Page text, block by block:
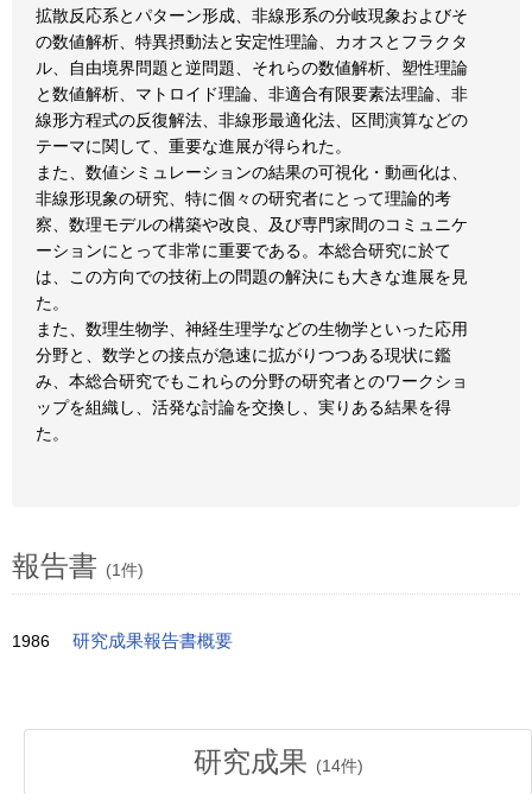
拡散反応系とパターン形成、非線形系の分岐現象およびそ
の数値解析、特異摂動法と安定性理論、カオスとフラクタ
ル、自由境界問題と逆問題、それらの数値解析、塑性理論
と数値解析、マトロイド理論、非適合有限要素法理論、非
線形方程式の反復解法、非線形最適化法、区間演算などの
テーマに関して、重要な進展が得られた。
また、数値シミュレーションの結果の可視化・動画化は、
非線形現象の研究、特に個々の研究者にとって理論的考
察、数理モデルの構築や改良、及び専門家間のコミュニケ
ーションにとって非常に重要である。本総合研究に於て
は、この方向での技術上の問題の解決にも大きな進展を見
た。
また、数理生物学、神経生理学などの生物学といった応用
分野と、数学との接点が急速に拡がりつつある現状に鑑
み、本総合研究でもこれらの分野の研究者とのワークショ
ップを組織し、活発な討論を交換し、実りある結果を得
た。
報告書 (1件)
1986 研究成果報告書概要
研究成果 (14件)